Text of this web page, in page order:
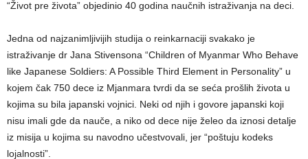
“Život pre života” objedinio 40 godina naučnih istraživanja na deci.
Jedna od najzanimljivijih studija o reinkarnaciji svakako je
istraživanje dr Jana Stivensona “Children of Myanmar Who Behave
like Japanese Soldiers: A Possible Third Element in Personality” u
kojem čak 750 dece iz Mjanmara tvrdi da se seća prošlih života u
kojima su bila japanski vojnici. Neki od njih i govore japanski koji
nisu imali gde da nauče, a niko od dece nije želeo da iznosi detalje
iz misija u kojima su navodno učestvovali, jer “poštuju kodeks
lojalnosti”.